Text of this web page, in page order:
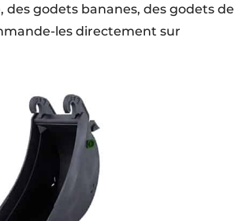
des godets bananes, des godets de
les directement sur